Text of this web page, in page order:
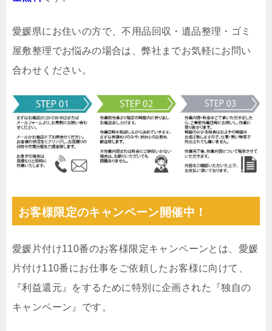
愛媛県にお住いの方で、不用品回収・遺品整理・ゴミ
屋敷整理でお悩みの場合は、弊社までお気軽にお問い
合わせください。
お客様限定のキャンペーン開催中！
愛媛片付け110番のお客様限定キャンペーンとは、愛媛
片付け110番にお仕事をご依頼したお客様に向けて、
『利益還元』をするために特別に企画された『独自の
キャンペーン』です。